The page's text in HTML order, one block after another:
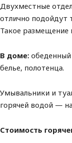
Двухместные
отлично подойдут
Такое
В доме: обеденный
белье, полотенца.
Умывальники и
горячей водой —
Стоимость